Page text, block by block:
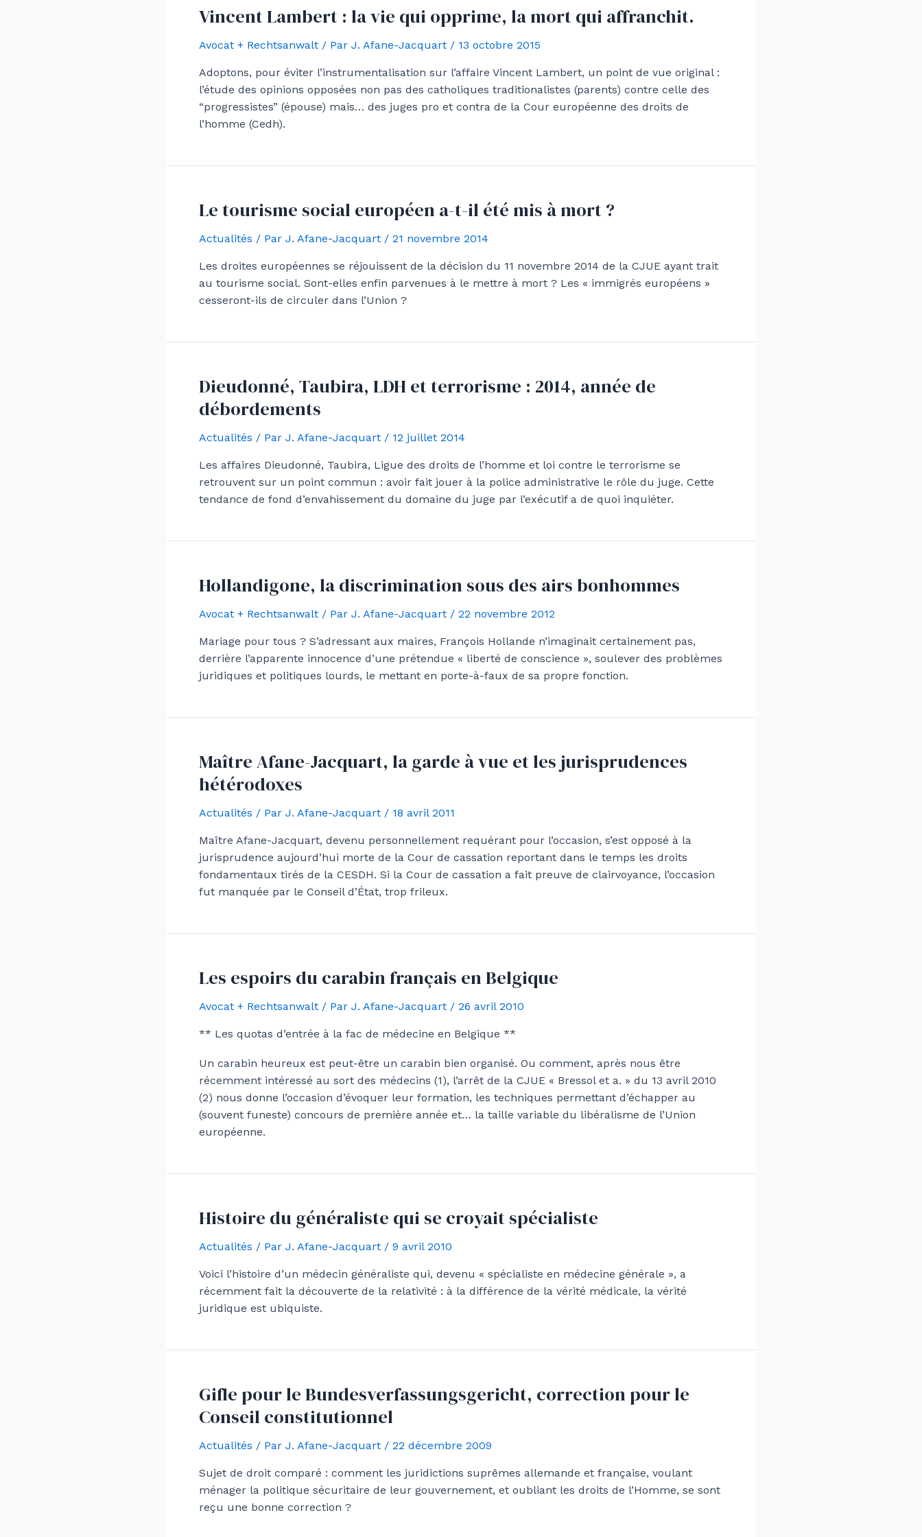
Vincent Lambert : la vie qui opprime, la mort qui affranchit.
Avocat + Rechtsanwalt / Par J. Afane-Jacquart / 13 octobre 2015
Adoptons, pour éviter l’instrumentalisation sur l’affaire Vincent Lambert, un point de vue original :
l’étude des opinions opposées non pas des catholiques traditionalistes (parents) contre celle des
“progressistes” (épouse) mais… des juges pro et contra de la Cour européenne des droits de
l’homme (Cedh).
Le tourisme social européen a-t-il été mis à mort ?
Actualités / Par J. Afane-Jacquart / 21 novembre 2014
Les droites européennes se réjouissent de la décision du 11 novembre 2014 de la CJUE ayant trait
au tourisme social. Sont-elles enfin parvenues à le mettre à mort ? Les « immigrés européens »
cesseront-ils de circuler dans l’Union ?
Dieudonné, Taubira, LDH et terrorisme : 2014, année de
débordements
Actualités / Par J. Afane-Jacquart / 12 juillet 2014
Les affaires Dieudonné, Taubira, Ligue des droits de l’homme et loi contre le terrorisme se
retrouvent sur un point commun : avoir fait jouer à la police administrative le rôle du juge. Cette
tendance de fond d’envahissement du domaine du juge par l’exécutif a de quoi inquiéter.
Hollandigone, la discrimination sous des airs bonhommes
Avocat + Rechtsanwalt / Par J. Afane-Jacquart / 22 novembre 2012
Mariage pour tous ? S’adressant aux maires, François Hollande n’imaginait certainement pas,
derrière l’apparente innocence d’une prétendue « liberté de conscience », soulever des problèmes
juridiques et politiques lourds, le mettant en porte-à-faux de sa propre fonction.
Maître Afane-Jacquart, la garde à vue et les jurisprudences
hétérodoxes
Actualités / Par J. Afane-Jacquart / 18 avril 2011
Maître Afane-Jacquart, devenu personnellement requérant pour l’occasion, s’est opposé à la
jurisprudence aujourd’hui morte de la Cour de cassation reportant dans le temps les droits
fondamentaux tirés de la CESDH. Si la Cour de cassation a fait preuve de clairvoyance, l’occasion
fut manquée par le Conseil d’État, trop frileux.
Les espoirs du carabin français en Belgique
Avocat + Rechtsanwalt / Par J. Afane-Jacquart / 26 avril 2010
** Les quotas d’entrée à la fac de médecine en Belgique **
Un carabin heureux est peut-être un carabin bien organisé. Ou comment, après nous être
récemment intéressé au sort des médecins (1), l’arrêt de la CJUE « Bressol et a. » du 13 avril 2010
(2) nous donne l’occasion d’évoquer leur formation, les techniques permettant d’échapper au
(souvent funeste) concours de première année et… la taille variable du libéralisme de l’Union
européenne.
Histoire du généraliste qui se croyait spécialiste
Actualités / Par J. Afane-Jacquart / 9 avril 2010
Voici l’histoire d’un médecin généraliste qui, devenu « spécialiste en médecine générale », a
récemment fait la découverte de la relativité : à la différence de la vérité médicale, la vérité
juridique est ubiquiste.
Gifle pour le Bundesverfassungsgericht, correction pour le
Conseil constitutionnel
Actualités / Par J. Afane-Jacquart / 22 décembre 2009
Sujet de droit comparé : comment les juridictions suprêmes allemande et française, voulant
ménager la politique sécuritaire de leur gouvernement, et oubliant les droits de l’Homme, se sont
reçu une bonne correction ?